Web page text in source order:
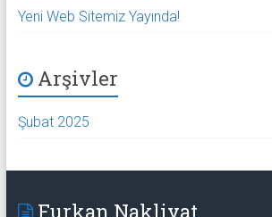
Yeni Web Sitemiz Yayında!
Arşivler
Şubat 2025
Furkan Nakliyat